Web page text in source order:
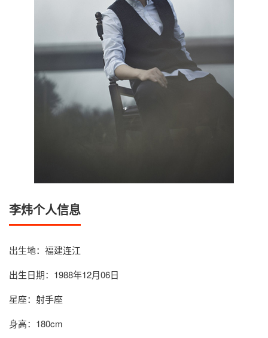
李炜个人信息
出生地：福建连江
出生日期：1988年12月06日
星座：射手座
身高：180cm